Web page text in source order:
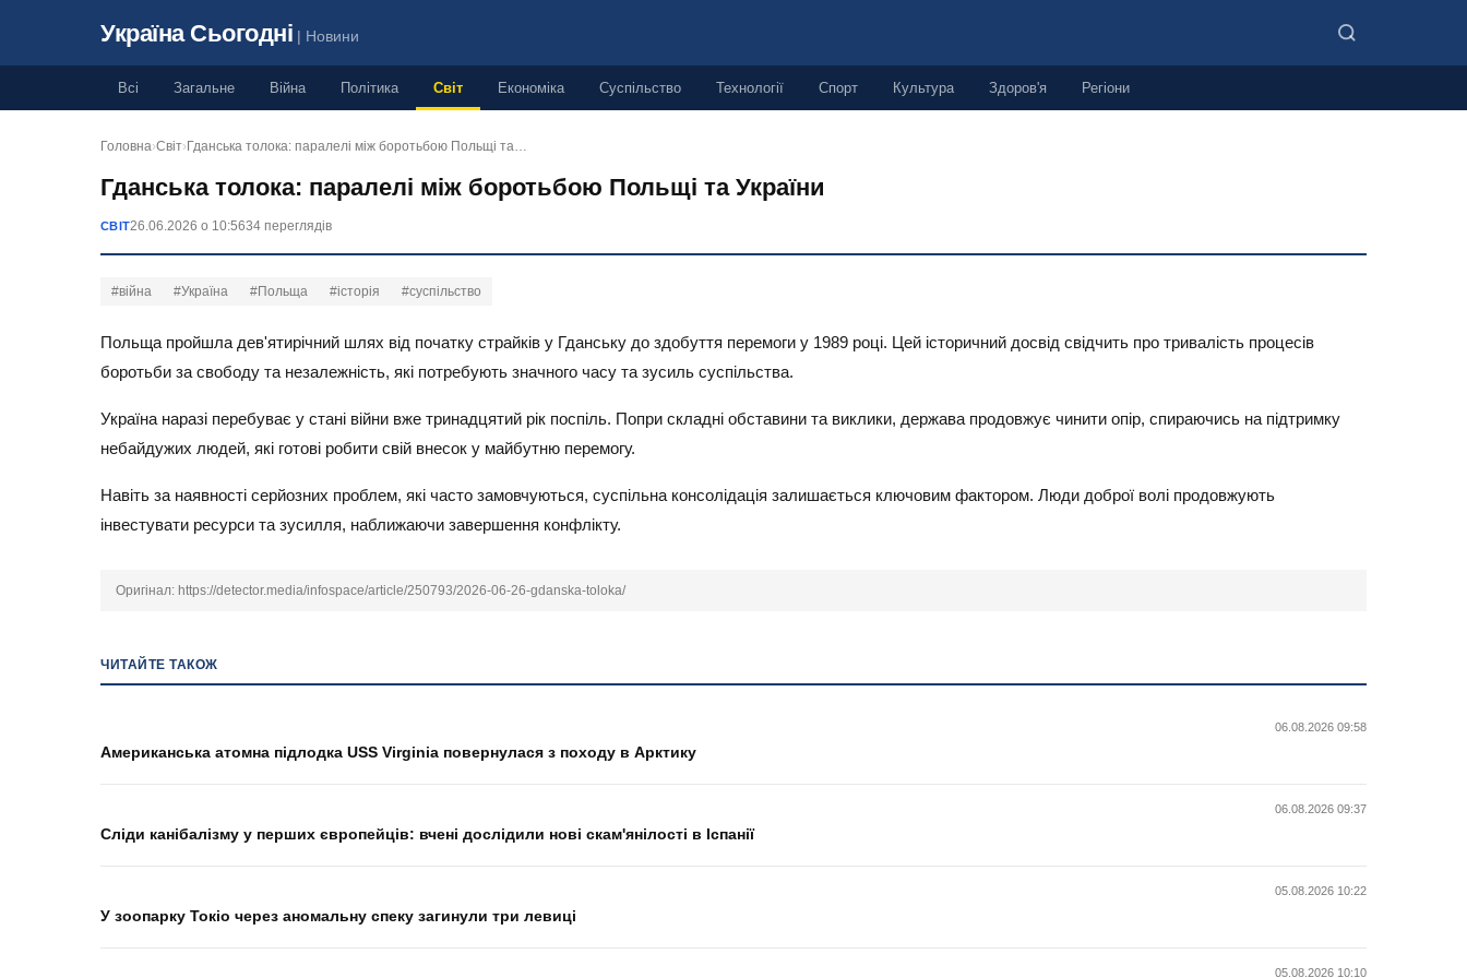
Україна Сьогодні | Новини
Всі Загальне Війна Політика Світ Економіка Суспільство Технології Спорт Культура Здоров'я Регіони
Головна›Світ› Гданська толока: паралелі між боротьбою Польщі та…
Гданська толока: паралелі між боротьбою Польщі та України
СВІТ26.06.2026 о 10:5634 переглядів
#війна #Україна #Польща #історія #суспільство
Польща пройшла дев'ятирічний шлях від початку страйків у Гданську до здобуття перемоги у 1989 році. Цей історичний досвід свідчить про тривалість процесів
боротьби за свободу та незалежність, які потребують значного часу та зусиль суспільства.
Україна наразі перебуває у стані війни вже тринадцятий рік поспіль. Попри складні обставини та виклики, держава продовжує чинити опір, спираючись на підтримку
небайдужих людей, які готові робити свій внесок у майбутню перемогу.
Навіть за наявності серйозних проблем, які часто замовчуються, суспільна консолідація залишається ключовим фактором. Люди доброї волі продовжують
інвестувати ресурси та зусилля, наближаючи завершення конфлікту.
Оригінал: https://detector.media/infospace/article/250793/2026-06-26-gdanska-toloka/
ЧИТАЙТЕ ТАКОЖ
06.08.2026 09:58
Американська атомна підлодка USS Virginia повернулася з походу в Арктику
06.08.2026 09:37
Сліди канібалізму у перших європейців: вчені дослідили нові скам'янілості в Іспанії
05.08.2026 10:22
У зоопарку Токіо через аномальну спеку загинули три левиці
05.08.2026 10:10